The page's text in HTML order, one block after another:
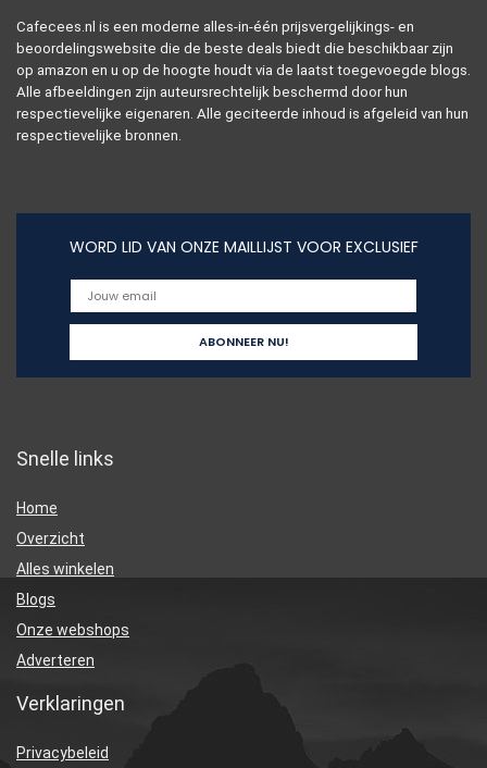
Cafecees.nl is een moderne alles-in-één prijsvergelijkings- en
beoordelingswebsite die de beste deals biedt die beschikbaar zijn
op amazon en u op de hoogte houdt via de laatst toegevoegde blogs.
Alle afbeeldingen zijn auteursrechtelijk beschermd door hun
respectievelijke eigenaren. Alle geciteerde inhoud is afgeleid van hun
respectievelijke bronnen.
WORD LID VAN ONZE MAILLIJST VOOR EXCLUSIEF
Snelle links
Home
Overzicht
Alles winkelen
Blogs
Onze webshops
Adverteren
Verklaringen
Privacybeleid